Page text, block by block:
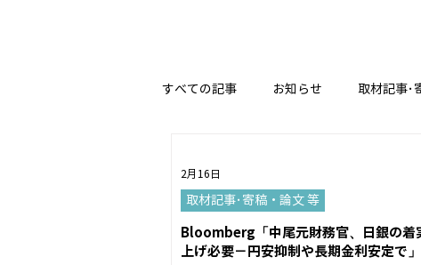
すべての記事 お知らせ 取材記事･
Bloomberg「中尾元財務官、日銀の着
上げ必要－円安抑制や長期金利安定で」
取材記事･寄稿・論文 等
2月16日